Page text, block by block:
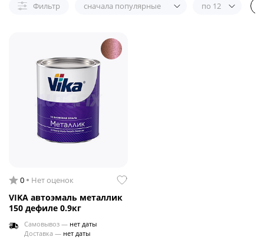
Фильтр сначала популярные по 12
0 Нет оценок
VIKA автоэмаль металлик
150 дефиле 0.9кг
Самовывоз — нет даты
Доставка — нет даты